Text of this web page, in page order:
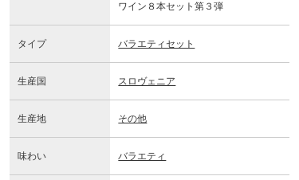
ワイン８本セット第３弾
タイプ バラエティセット
生産国 スロヴェニア
生産地 その他
味わい バラエティ